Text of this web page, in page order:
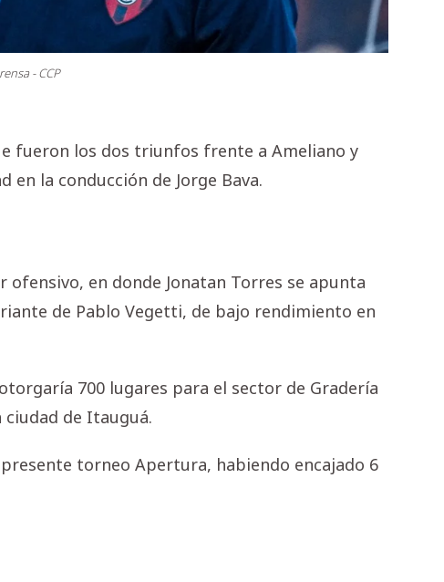
- CCP
fueron los dos triunfos frente a Ameliano y
la conducción de Jorge Bava.
en donde Jonatan Torres se apunta
de Pablo Vegetti, de bajo rendimiento en
700 lugares para el sector de Gradería
de Itauguá.
torneo Apertura, habiendo encajado 6